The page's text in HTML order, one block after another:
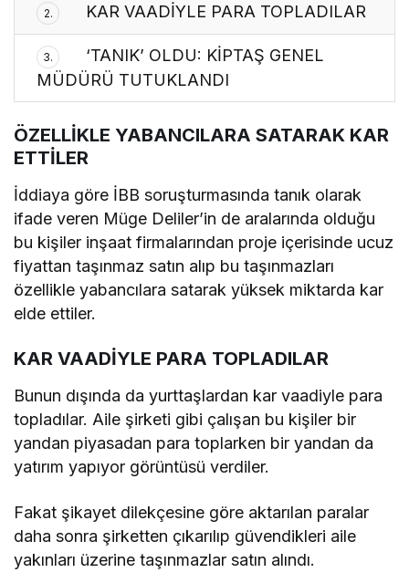
2. KAR VAADİYLE PARA TOPLADILAR
3.
‘TANIK’ OLDU: KİPTAŞ GENEL
MÜDÜRÜ TUTUKLANDI
ÖZELLİKLE YABANCILARA SATARAK KAR
ETTİLER
İddiaya göre İBB soruşturmasında tanık olarak
ifade veren Müge Deliler’in de aralarında olduğu
bu kişiler inşaat firmalarından proje içerisinde ucuz
fiyattan taşınmaz satın alıp bu taşınmazları
özellikle yabancılara satarak yüksek miktarda kar
elde ettiler.
KAR VAADİYLE PARA TOPLADILAR
Bunun dışında da yurttaşlardan kar vaadiyle para
topladılar. Aile şirketi gibi çalışan bu kişiler bir
yandan piyasadan para toplarken bir yandan da
yatırım yapıyor görüntüsü verdiler.
Fakat şikayet dilekçesine göre aktarılan paralar
daha sonra şirketten çıkarılıp güvendikleri aile
yakınları üzerine taşınmazlar satın alındı.